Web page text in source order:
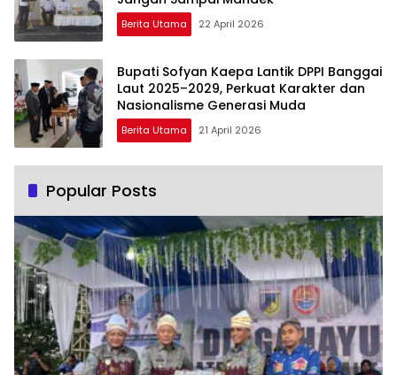
Berita Utama 22 April 2026
Bupati Sofyan Kaepa Lantik DPPI Banggai
Laut 2025–2029, Perkuat Karakter dan
Nasionalisme Generasi Muda
Berita Utama 21 April 2026
Popular Posts